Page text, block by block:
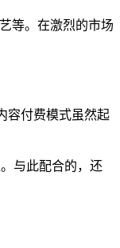
等。在激烈的市场
容付费模式虽然起
与此配合的，还